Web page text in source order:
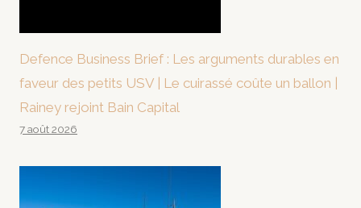
Defence Business Brief : Les arguments durables en
faveur des petits USV | Le cuirassé coûte un ballon |
Rainey rejoint Bain Capital
7 août 2026